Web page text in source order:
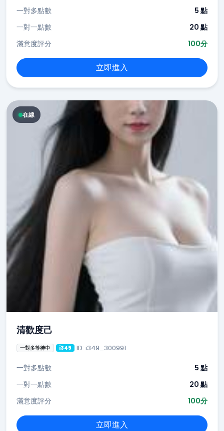
一對多點數
5 點
一對一點數
20 點
滿意度評分
100分
立即進入
在線
清歡度己
一對多等待中 i349 ID: i349_300991
一對多點數
5 點
一對一點數
20 點
滿意度評分
100分
立即進入